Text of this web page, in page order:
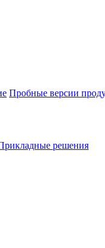
Пробные версии
решения